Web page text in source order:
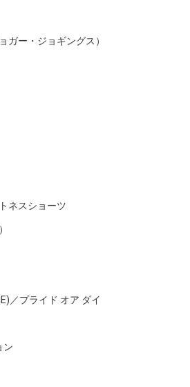
ガー・ジョギングス）
ネスショーツ
／プライド オア ダイ
ン